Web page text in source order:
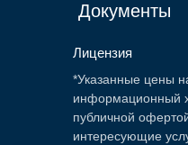
Документы
*Указанные цены
информационный
публичной
интересующие
Лицензия